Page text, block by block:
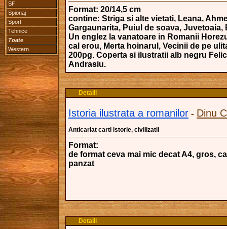
SF
Spionaj
Sport
Tehnice
Toate
Western
Format: 20/14,5 cm
contine: Striga si alte vietati, Leana,
Gargaunarita, Puiul de soava, Juvetoaia,
Un englez la vanatoare in Romanii
cal erou, Merta hoinarul, Vecinii de pe
200pg. Coperta si ilustratii alb negru
Andrasiu.
Detalii
Istoria ilustrata a romanilor - Dinu
Anticariat carti istorie, civilizatii
Format:
de format ceva mai mic decat A4, gros,
panzat
Detalii